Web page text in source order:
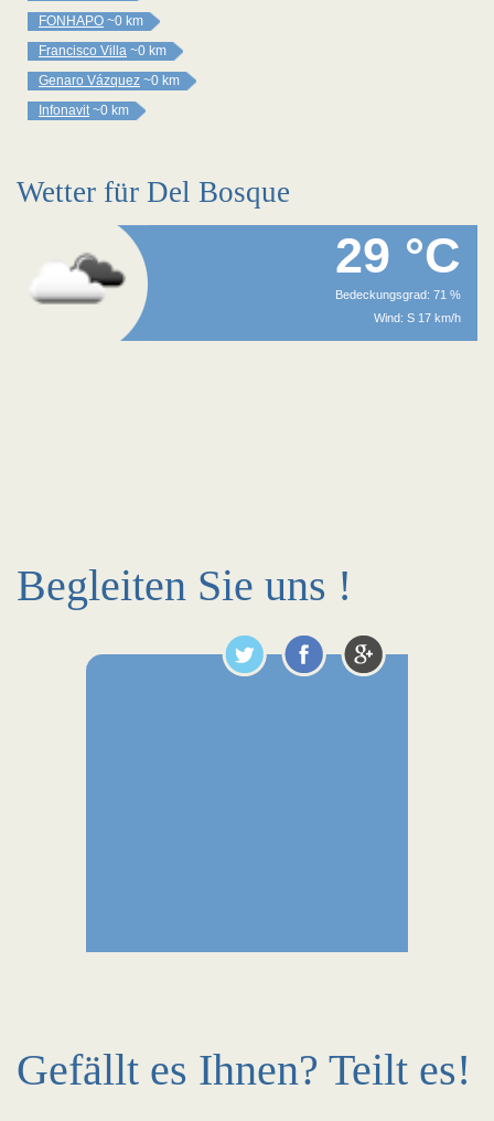
FONHAPO ~0 km
Francisco Villa ~0 km
Genaro Vázquez ~0 km
Infonavit ~0 km
Wetter für Del Bosque
29 °C
Bedeckungsgrad: 71 %
Wind: S 17 km/h
Begleiten Sie uns !
Gefällt es Ihnen? Teilt es!